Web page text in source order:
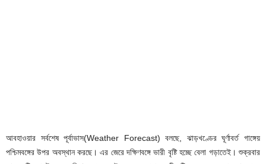
আবহাওয়ার সর্বশেষ পূর্বাভাস(Weather Forecast) বলছে, ঝাড়খণ্ডের ঘূর্ণাবর্ত গাঙ্গেয়
পশ্চিমবঙ্গের উপর অবস্থান করছে। এর জেরে দক্ষিণবঙ্গে ভারী বৃষ্টি হচ্ছে বেলা গড়াতেই। শুক্রবার